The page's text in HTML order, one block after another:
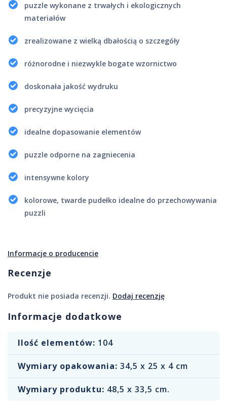
puzzle wykonane z trwałych i ekologicznych
materiałów
zrealizowane z wielką dbałością o szczegóły
różnorodne i niezwykle bogate wzornictwo
doskonała jakość wydruku
precyzyjne wycięcia
idealne dopasowanie elementów
puzzle odporne na zagniecenia
intensywne kolory
kolorowe, twarde pudełko idealne do przechowywania
puzzli
Informacje o producencie
Recenzje
Produkt nie posiada recenzji. Dodaj recenzję
Informacje dodatkowe
Ilość elementów: 104
Wymiary opakowania: 34,5 x 25 x 4 cm
Wymiary produktu: 48,5 x 33,5 cm.